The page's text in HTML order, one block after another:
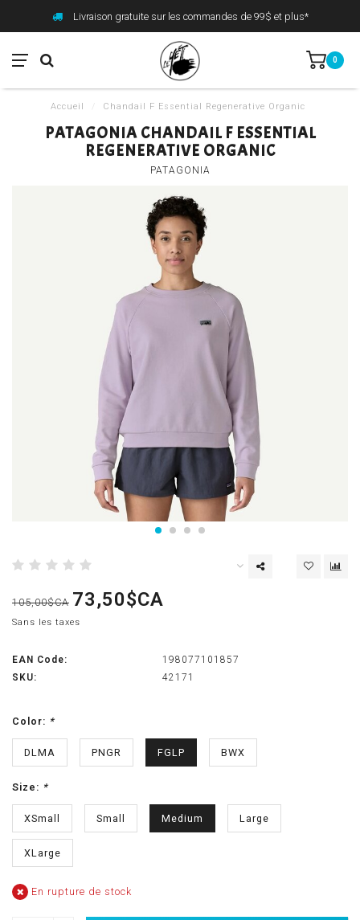
Livraison gratuite sur les commandes de 99$ et plus*
0
Accueil Chandail F Essential Regenerative Organic
PATAGONIA CHANDAIL F ESSENTIAL
REGENERATIVE ORGANIC
PATAGONIA
105,00$CA 73,50$CA
Sans les taxes
EAN Code:
198077101857
SKU:
42171
Color: *
DLMA PNGR FGLP BWX
Size: *
XSmall Small Medium Large
XLarge
En rupture de stock